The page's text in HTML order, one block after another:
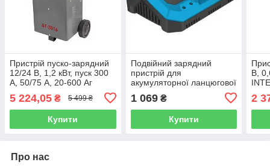
Пристрій пуско-зарядний
12/24 В, 1,2 кВт, пуск 300
А, 50/75 А, 20-600 Аг
5 224,05 ₴ 5 499 ₴
Купити
Подвійний зарядний
пристрій для
акумуляторної ланцюгової
пили KRAISSMANN 4000
AKS 18
1 069₴
Купити
В,
2
Про нас